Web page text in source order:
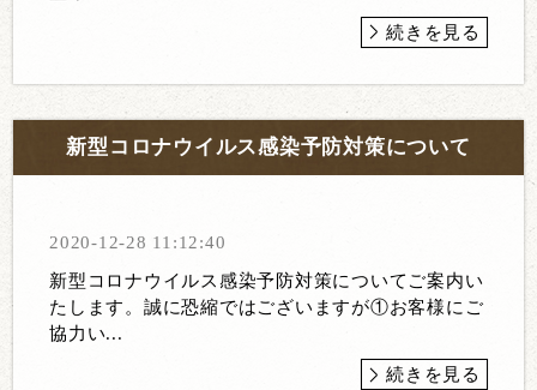
続きを見る
新型コロナウイルス感染予防対策について
2020-12-28 11:12:40
新型コロナウイルス感染予防対策についてご案内い
たします。誠に恐縮ではございますが①お客様にご
協力い...
続きを見る